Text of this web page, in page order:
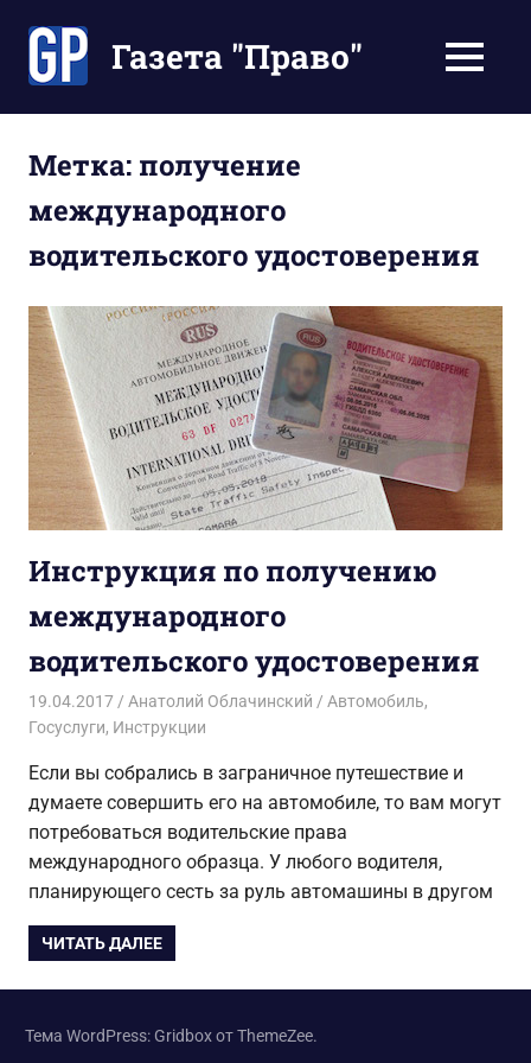
содержимомуГазета "Право"
Ваше
время
МЕНЮ
Метка: получение
международного
водительского удостоверения
Инструкция по получению
международного
водительского удостоверения
19.04.2017 Анатолий Облачинский Автомобиль,
Госуслуги, Инструкции
Если вы собрались в заграничное путешествие и
думаете совершить его на автомобиле, то вам могут
потребоваться водительские права
международного образца. У любого водителя,
планирующего сесть за руль автомашины в другом
ЧИТАТЬ ДАЛЕЕ
Тема WordPress: Gridbox от ThemeZee.